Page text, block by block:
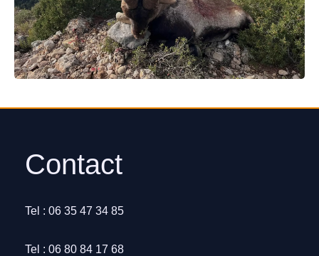
Contact
Tel : 06 35 47 34 85
Tel : 06 80 84 17 68